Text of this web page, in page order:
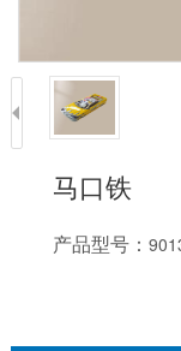
马口铁
产品型号：